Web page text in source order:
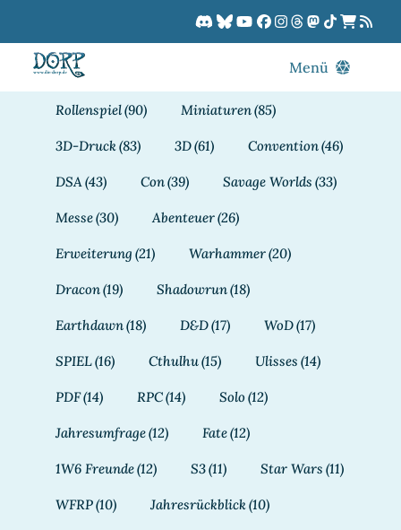
springen
Menü
Rollenspiel(90) Miniaturen(85)
3D-Druck(83) 3D(61) Convention(46)
DSA (43) Con(39) Savage Worlds (33)
Messe(30) Abenteuer(26)
Erweiterung (21) Warhammer(20)
Dracon(19) Shadowrun(18)
Earthdawn(18) D&D(17) WoD(17)
SPIEL(16) Cthulhu(15) Ulisses (14)
PDF(14) RPC(14) Solo(12)
Jahresumfrage(12) Fate(12)
1W6 Freunde(12) S3(11) Star Wars (11)
WFRP(10) Jahresrückblick(10)